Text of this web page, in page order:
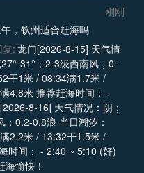
刚刚
，钦州适合赶海吗
复: 龙门[2026-8-15] 天气情
31°；2-3级西南风；0-
干1米 / 08:34满1.7米 /
4.8米 推荐赶海时间： -
；0.2-0.8浪 当日潮汐：
2.2米 / 13:32干1.5米 /
时间： - 2:40 ~ 5:10 (好)
愉快！